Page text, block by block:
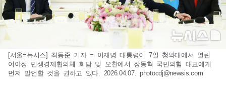
[서울=뉴시스] 최동준 기자 = 이재명 대통령이 7일 청와대에서 열린
여야정 민생경제협의체 회담 및 오찬에서 장동혁 국민의힘 대표에게
먼저 발언할 것을 권하고 있다. 2026.04.07. photocdj@newsis.com